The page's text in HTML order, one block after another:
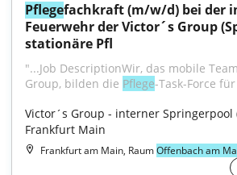
Pflegefachkraft (m/w/d) bei der
Feuerwehr der Victor´s Group
stationäre Pfl
"...Job DescriptionWir, das mobile
Group, bilden die Pflege-Task-Force
Victor´s Group - interner Springerpool
Frankfurt Main
Frankfurt am Main, RaumOffenbach am